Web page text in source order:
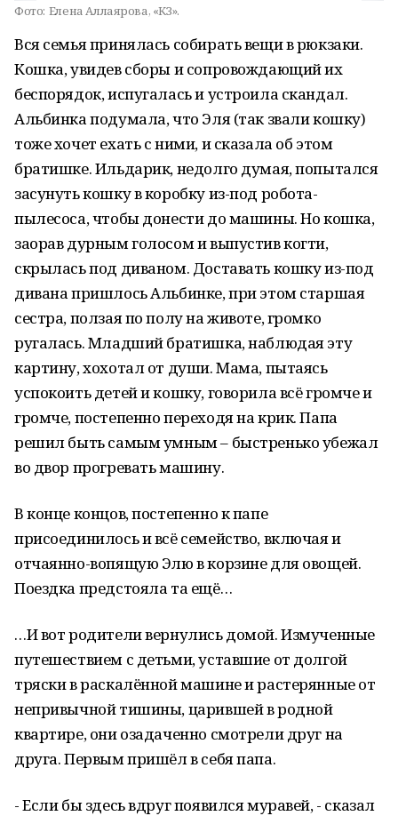
Фото: Елена Аллаярова, «КЗ».
Вся семья принялась собирать вещи в рюкзаки.
Кошка, увидев сборы и сопровождающий их
беспорядок, испугалась и устроила скандал.
Альбинка подумала, что Эля (так звали кошку)
тоже хочет ехать с ними, и сказала об этом
братишке. Ильдарик, недолго думая, попытался
засунуть кошку в коробку из-под робота-
пылесоса, чтобы донести до машины. Но кошка,
заорав дурным голосом и выпустив когти,
скрылась под диваном. Доставать кошку из-под
дивана пришлось Альбинке, при этом старшая
сестра, ползая по полу на животе, громко
ругалась. Младший братишка, наблюдая эту
картину, хохотал от души. Мама, пытаясь
успокоить детей и кошку, говорила всё громче и
громче, постепенно переходя на крик. Папа
решил быть самым умным – быстренько убежал
во двор прогревать машину.
В конце концов, постепенно к папе
присоединилось и всё семейство, включая и
отчаянно-вопящую Элю в корзине для овощей.
Поездка предстояла та ещё…
…И вот родители вернулись домой. Измученные
путешествием с детьми, уставшие от долгой
тряски в раскалённой машине и растерянные от
непривычной тишины, царившей в родной
квартире, они озадаченно смотрели друг на
друга. Первым пришёл в себя папа.
- Если бы здесь вдруг появился муравей, - сказал